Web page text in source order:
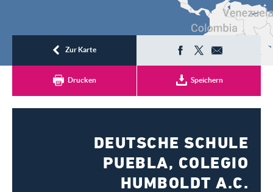
Login
Registrieren
Zur Karte
Drucken Speichern
DEUTSCHE SCHULE
PUEBLA, COLEGIO
HUMBOLDT A.C.